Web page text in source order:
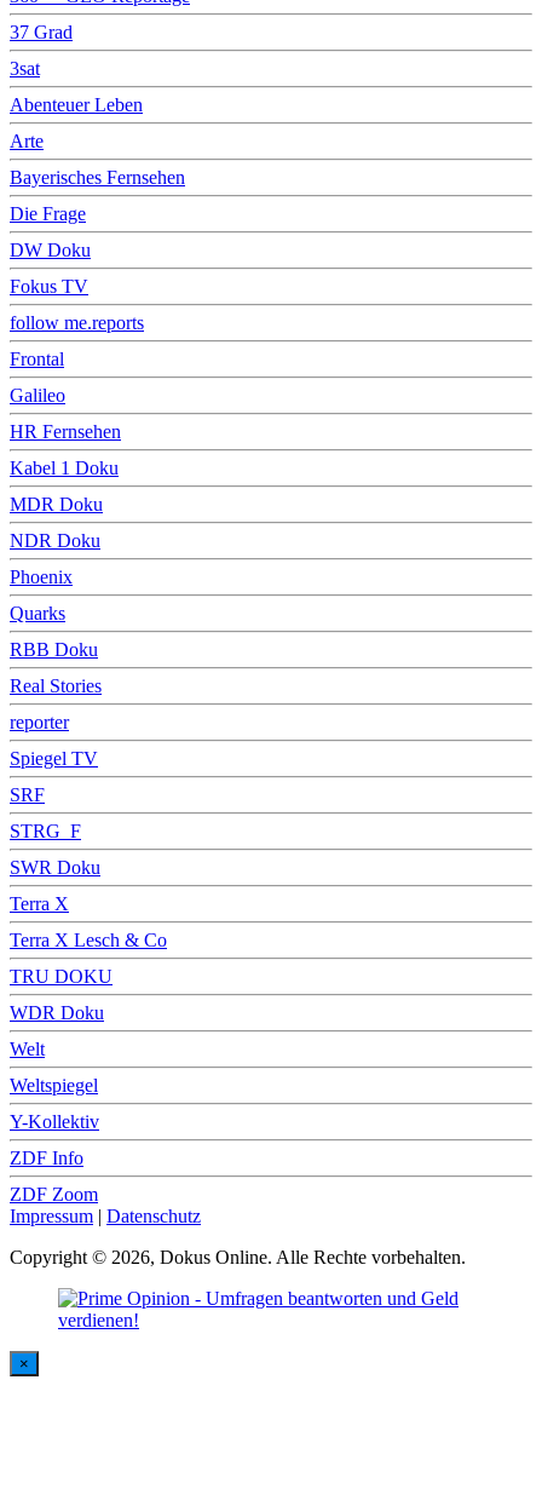
37 Grad
3sat
Abenteuer Leben
Arte
Bayerisches Fernsehen
Die Frage
DW Doku
Fokus TV
follow me.reports
Frontal
Galileo
HR Fernsehen
Kabel 1 Doku
MDR Doku
NDR Doku
Phoenix
Quarks
RBB Doku
Real Stories
reporter
Spiegel TV
SRF
STRG_F
SWR Doku
Terra X
Terra X Lesch & Co
TRU DOKU
WDR Doku
Welt
Weltspiegel
Y-Kollektiv
ZDF Info
ZDF Zoom
Impressum | Datenschutz
Copyright © 2026, Dokus Online. Alle Rechte vorbehalten.
×